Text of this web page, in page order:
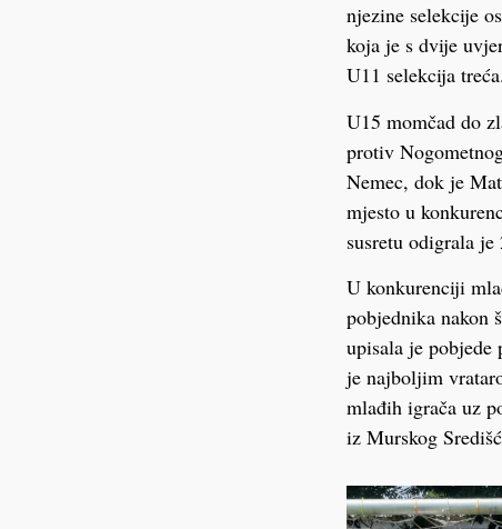
njezine selekcije
koja je s dvije
U11 selekcija treća.
U15 momčad do
protiv
Nemec, dok je
mjesto u
susretu odigrala
U konkurenciji
pobjednika nakon
upisala je pobjede
je najboljim
mlađih igrača uz
iz Murskog